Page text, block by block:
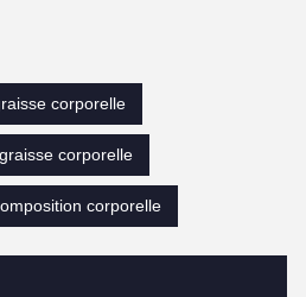
corporelle
corporelle
corporelle